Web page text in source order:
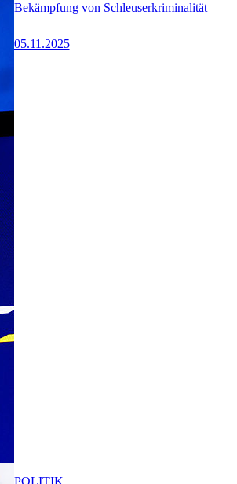
Bekämpfung von Schleuserkriminalität
05.11.2025
POLITIK